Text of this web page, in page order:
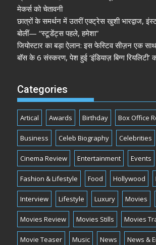
मेकर्स को चेतावनी
छात्रों के समर्थन में उतरीं एक्ट्रेस खुशी भारद्वाज,
बोलीं— “स्टूडेंट्स पहले, हमेशा”
जियोस्टार का बड़ा ऐलान: इस फेस्टिव सीज़न एक साथ
बॉस के 6 संस्करण, पेश हुई ‘इंडियाज़ बिग्ग
Categories
Artical Awards Birthday Box Office
Business Celeb Biography Celebrities
Cinema Review Entertainment Events
Fashion & Lifestyle Food Hollywood
Interview Lifestyle Luxury Movies
Movies Review Movies Stills Movies
Movie Teaser Music News News &